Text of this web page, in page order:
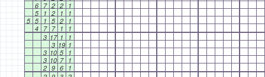
6 7 2 2
1
5
1 2 1
1
5 5 1 5 2
1
4 7 7 1
1
3 17 1
1
3 19 1
3 10 5
1
3 10 7
1
2 9 6
1